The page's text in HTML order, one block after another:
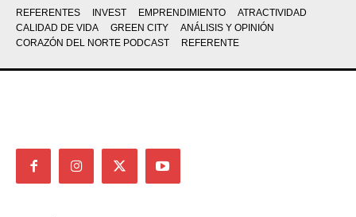
REFERENTES INVEST EMPRENDIMIENTO
ATRACTIVIDAD
CALIDAD DE VIDA
GREEN CITY
ANÁLISIS Y OPINIÓN
CORAZÓN DEL NORTE PODCAST
REFERENTE